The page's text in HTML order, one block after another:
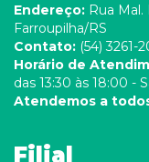
Endereço: Rua Mal.
Farroupilha/RS
Contato: (54) 3261-
Horário de
das 13:30 às 18:00 -
Atendemos a
Filial